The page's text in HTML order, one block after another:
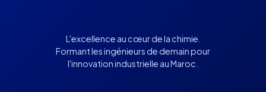
L'excellence au cœur de la chimie.
Formant les ingénieurs de demain pour
l'innovation industrielle au Maroc.